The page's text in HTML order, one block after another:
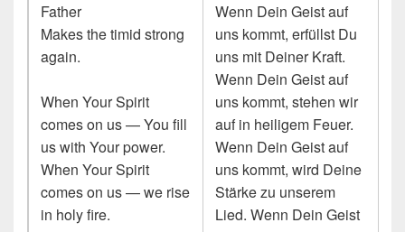
Father
Makes the timid strong
again.
When Your Spirit
comes on us — You fill
us with Your power.
When Your Spirit
comes on us — we rise
in holy fire.
Wenn Dein Geist auf
uns kommt, erfüllst Du
uns mit Deiner Kraft.
Wenn Dein Geist auf
uns kommt, stehen wir
auf in heiligem Feuer.
Wenn Dein Geist auf
uns kommt, wird Deine
Stärke zu unserem
Lied. Wenn Dein Geist